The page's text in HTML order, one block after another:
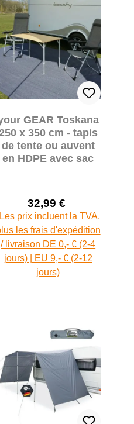
GEAR Toskana
x 350 cm - tapis
de tente ou auvent
en HDPE avec sac
Prix de vente :
32,99 €
Prix régulier :
prix incluent la TVA,
les frais d'expédition
/ livraison DE 0,- € (2-4
jours) | EU 9,- € (2-12
jours)